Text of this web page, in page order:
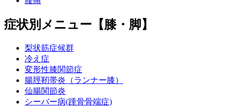
症状別メニュー【膝・脚】
梨状筋症候群
冷え症
変形性膝関節症
腸脛靭帯炎（ランナー膝）
仙腸関節炎
シーバー病(踵骨骨端症)